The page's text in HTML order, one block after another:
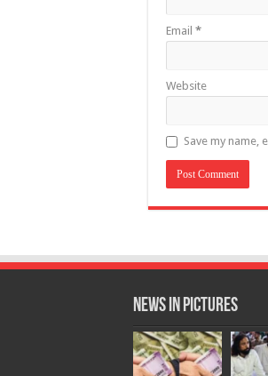
Email *
Website
Save my name,
News in Pictures